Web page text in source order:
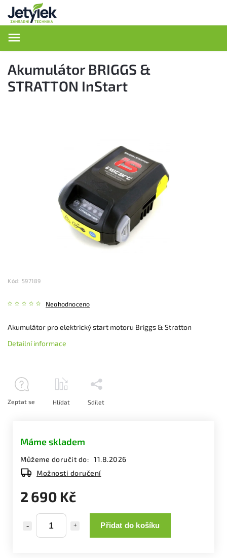
Akumulátor BRIGGS &
STRATTON InStart
Kód: 597189
Neohodnoceno
2 690 Kč
Přidat do košíku
Máme skladem
Můžeme doručit do: 11.8.2026
Možnosti doručení
Akumulátor pro elektrický start motoru Briggs & Stratton
Detailní informace
Zeptat se Hlídat Sdílet